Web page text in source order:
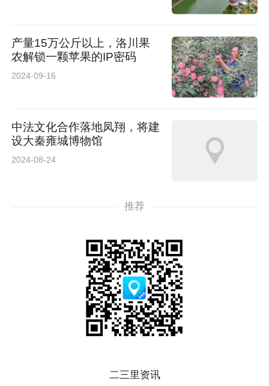
产量15万公斤以上，洛川果
农解锁一颗苹果的IP密码
2024-09-16
中法文化合作落地凤翔，将建
设大秦雍城博物馆
2024-08-24
推荐
二三里资讯